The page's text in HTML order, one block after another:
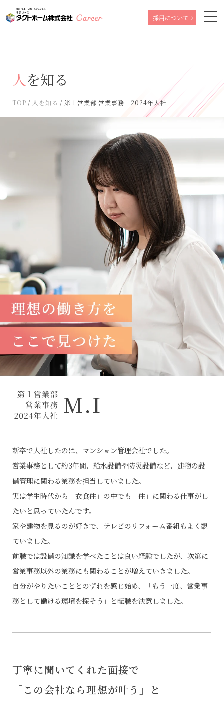
採用について
人を知る
TOP 人を知る 第１営業部 営業事務 2024年入社
新卒で入社したのは、マンション管理会社でした。
営業事務として約3年間、給水設備や防災設備など、建物の設
備管理に関わる業務を担当していました。
実は学生時代から「衣食住」の中でも「住」に関わる仕事がし
たいと思っていたんです。
家や建物を見るのが好きで、テレビのリフォーム番組もよく観
ていました。
前職では設備の知識を学べたことは良い経験でしたが、次第に
営業事務以外の業務にも関わることが増えていきました。
自分がやりたいこととのずれを感じ始め、「もう一度、営業事
務として働ける環境を探そう」と転職を決意しました。
丁寧に聞いてくれた面接で
「この会社なら理想が叶う」と